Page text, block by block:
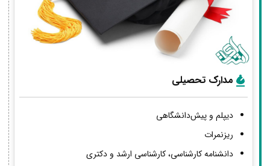
مدارک تحصیلی
دیپلم و پیش‌دانشگاهی
ریزنمرات
دانشنامه کارشناسی، کارشناسی ارشد و دکتری